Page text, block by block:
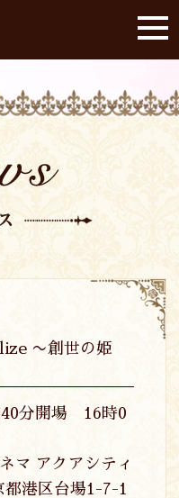
〜創世の姫
40分開場 16時0
マ アクアシティ
港区台場1-7-1